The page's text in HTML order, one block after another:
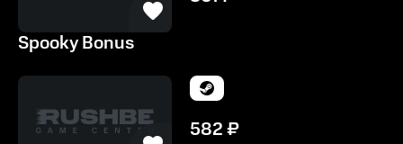
Spooky Bonus
582₽